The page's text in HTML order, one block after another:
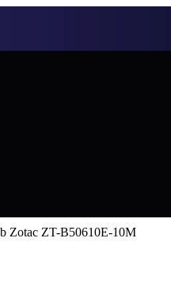
Zotac ZT-B50610E-10M